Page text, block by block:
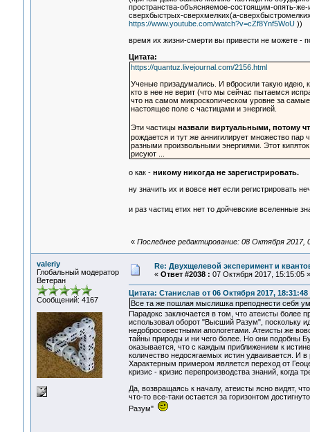
пространства-объясняемое-состоящим-опять-
сверхбыстрых-сверхмелких(а-
https://www.youtube.com/watch?v=cZf8Ynf5WoU))
время их жизни-смерти вы привести не можете -
Цитата:
https://quantuz.livejournal.com/2156.html
Ученые призадумались. И вбросили такую идею,
кто в нее не верит (что мы сейчас пытаемся
что на самом микроскопическом уровне за
настоящее поле с частицами и энергией.
Эти частицы назвали виртуальными, потому
рождается и тут же аннигилирует множество пар
разными произвольными энергиями. Этот
рисуют ...
о как - никому никогда не зарегистрировать.
ну значить их и вовсе нетесли регистрировать
и раз частиц етих нет то дойчевские вселенные
« Последнее редактирование: 08 Октября 2017,
valeriy
Глобальный модератор
Ветеран
Сообщений: 4167
Re: Двухщелевой эксперимент и
« Ответ #2038 : 07 Октября 2017, 15:15:05 »
Цитата: Станислав от 06 Октября 2017, 18:31:48
Все та же пошлая мыслишка преподнести себя
Парадокс заключается в том, что атеисты более
использовал оборот "Высший Разум", поскольку
недобросовестными апологетами. Атеисты же
тайны природы и ни чего более. Но они подобны
оказывается, что с каждым приближением к
количество недосягаемых истин удваивается. И
Характерным примером является переход от
кризис - кризис перепроизводства знаний, когда
Да, возвращаясь к началу, атеисты ясно видят,
что-то все-таки остается за горизонтом
Разум"